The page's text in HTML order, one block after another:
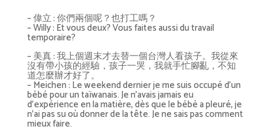
– 偉立 : 你們兩個呢？也打工嗎？
– Willy : Et vous deux? Vous faites aussi du travail
temporaire?
– 美真 : 我上個週末才去替一個台灣人看孩子。我從來
沒有帶小孩的經驗，孩子一哭，我就手忙腳亂，不知
道怎麼辦才好了。
– Meichen : Le weekend dernier je me suis occupé d’un
bébé pour un taïwanais. Je n’avais jamais eu
d’expérience en la matière, dès que le bébé a pleuré, je
n’ai pas su où donner de la tête. Je ne sais pas comment
mieux faire.